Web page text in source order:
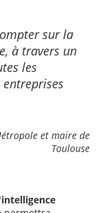
sur la
à travers un
les
et maire de
Toulouse